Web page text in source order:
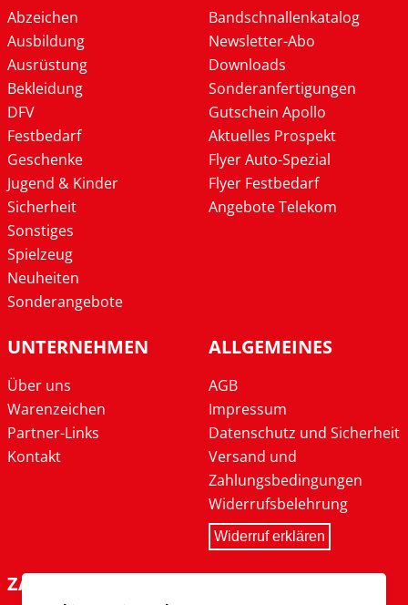
Abzeichen
Ausbildung
Ausrüstung
Bekleidung
DFV
Festbedarf
Geschenke
Jugend & Kinder
Sicherheit
Sonstiges
Spielzeug
Neuheiten
Sonderangebote
Bandschnallenkatalog
Newsletter-Abo
Downloads
Sonderanfertigungen
Gutschein Apollo
Aktuelles Prospekt
Flyer Auto-Spezial
Flyer Festbedarf
Angebote Telekom
UNTERNEHMEN
Über uns
Warenzeichen
Partner-Links
Kontakt
ALLGEMEINES
AGB
Impressum
Datenschutz und Sicherheit
Versand und
Zahlungsbedingungen
Widerrufsbelehrung
Widerruf erklären
ZAHLARTEN